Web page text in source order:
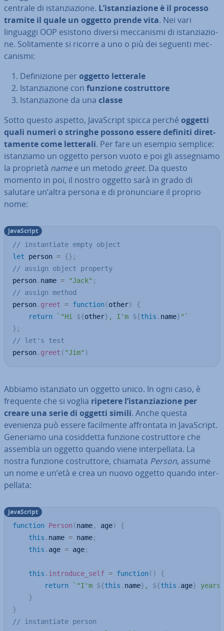
centrale di istan­zia­zio­ne. L’istan­zia­zio­ne è il processo
tramite il quale un oggetto prende vita. Nei vari
linguaggi OOP esistono diversi mec­ca­ni­smi di istan­zia­zio­
ne. So­li­ta­men­te si ricorre a uno o più dei seguenti mec­
ca­ni­smi:
De­fi­ni­zio­ne per oggetto letterale
Istan­zia­zio­ne con funzione co­strut­to­re
Istan­zia­zio­ne da una classe
Sotto questo aspetto, Ja­va­Script spicca perché oggetti
quali numeri o stringhe possono essere definiti di­ret­
ta­men­te come letterali. Per fare un esempio semplice:
istan­zia­mo un oggetto person vuoto e poi gli as­se­gnia­mo
la proprietà namee un metodo greet. Da questo
momento in poi, il nostro oggetto sarà in grado di
salutare un’altra persona e di pro­nun­cia­re il proprio
nome:
// instantiate empty object
let person = {} ;
// assign object property
person. name = "Jack" ;
// assign method
person. greet = function(other)
{
return
` "Hi ${other} , I'm ${this . name}" `
} ;
// let's test
person. greet ( "Jim" )
Ja­va­Script
Abbiamo istan­zia­to un oggetto unico. In ogni caso, è
frequente che si voglia ripetere l’istan­zia­zio­ne per
creare una serie di oggetti simili. Anche questa
evenienza può essere fa­cil­men­te af­fron­ta­ta in Ja­va­Script.
Generiamo una co­sid­det­ta funzione co­strut­to­re che
assembla un oggetto quando viene in­ter­pel­la­ta. La
nostra funzione co­strut­to­re, chiamata Person, assume
un nome e un’età e crea un nuovo oggetto quando in­ter­
pel­la­ta:
function Person (name, age)
{
this . name = name;
this . age = age;
this . introduce_self = function( )
{
return
` "I'm ${this . name} , ${this . age}
}
}
// instantiate person
Ja­va­Script